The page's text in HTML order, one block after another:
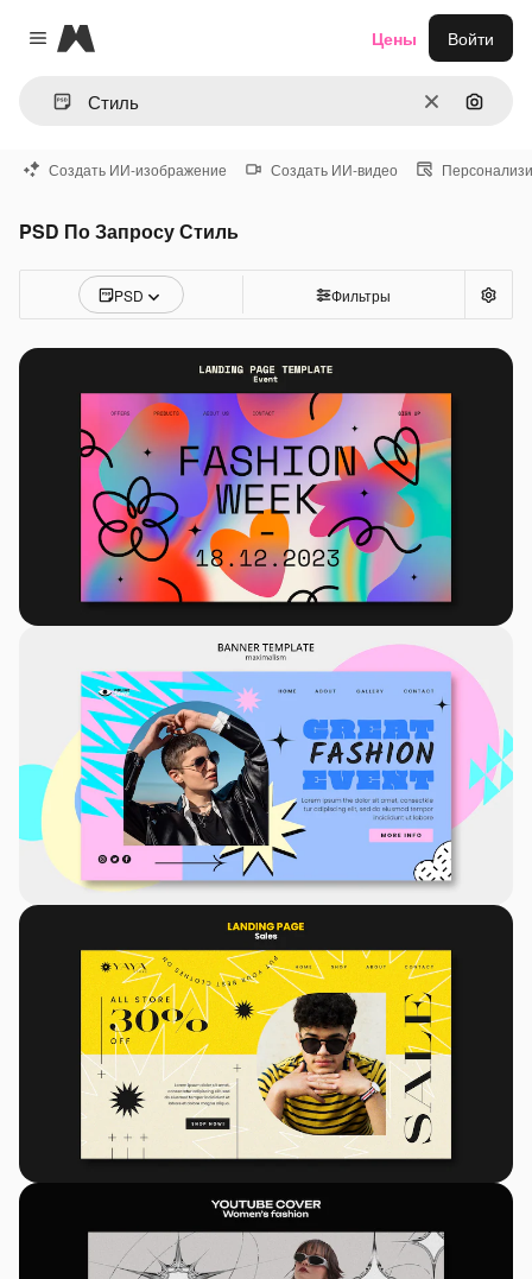
Close menu
Magnific
ОчиститьПоиск
Цены Войти
Создать ИИ-изображение Создать ИИ-видео
PSD По Запросу Стиль
PSD Фильтры